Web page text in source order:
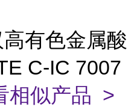
有色金属酸
C-IC 7007
相似产品 >